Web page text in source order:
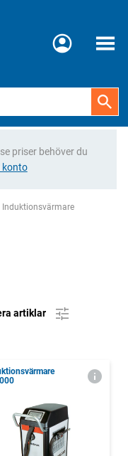
Meny
priser behöver du
konto
Current:
Induktionsvärmare
artiklar